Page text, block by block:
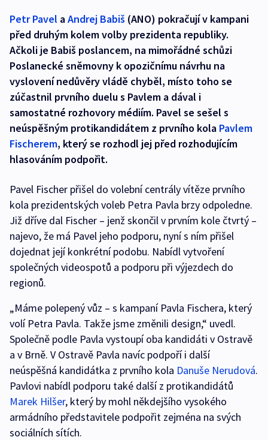
Petr Pavel aAndrej Babiš (ANO) pokračují v kampani
před druhým kolem volby prezidenta republiky.
Ačkoli je Babiš poslancem, na mimořádné schůzi
Poslanecké sněmovny k opozičnímu návrhu na
vyslovení nedůvěry vládě chyběl, místo toho se
zúčastnil prvního duelu s Pavlem a dával i
samostatné rozhovory médiím. Pavel se sešel s
neúspěšným protikandidátem z prvního kola Pavlem
Fischerem, který se rozhodl jej před rozhodujícím
hlasováním podpořit.
Pavel Fischer přišel do volební centrály vítěze prvního
kola prezidentských voleb Petra Pavla brzy odpoledne.
Již dříve dal Fischer – jenž skončil v prvním kole čtvrtý –
najevo, že má Pavel jeho podporu, nyní s ním přišel
dojednat její konkrétní podobu. Nabídl vytvoření
společných videospotů a podporu při výjezdech do
regionů.
„Máme polepený vůz – s kampaní Pavla Fischera, který
volí Petra Pavla. Takže jsme změnili design,“ uvedl.
Společně podle Pavla vystoupí oba kandidáti v Ostravě
a v Brně. V Ostravě Pavla navíc podpoří i další
neúspěšná kandidátka z prvního kola Danuše Nerudová.
Pavlovi nabídl podporu také další z protikandidátů
Marek Hilšer, který by mohl někdejšího vysokého
armádního představitele podpořit zejména na svých
sociálních sítích.